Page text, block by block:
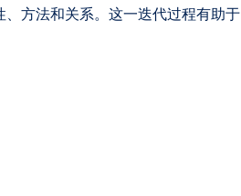
方法和关系。这一迭代过程有助于